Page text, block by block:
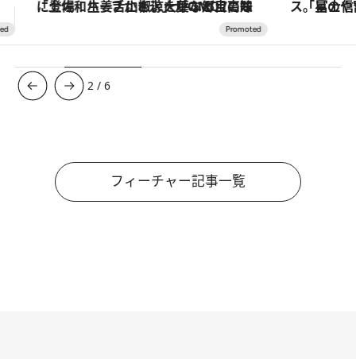
「星のや富士」でデジタルデトックス。冨士信仰の歴史を辿り、心身を調える。 【銀座で出合う最旬美容】美髪ケアや上質
3 /6
フィーチャー記事一覧